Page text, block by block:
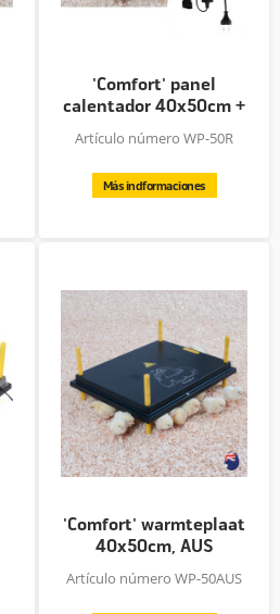
'Comfort' panel
calentador 40x50cm +
regulador...
Artículo número WP-50R
Más indformaciones
'Comfort' warmteplaat
40x50cm, AUS
Artículo número WP-50AUS